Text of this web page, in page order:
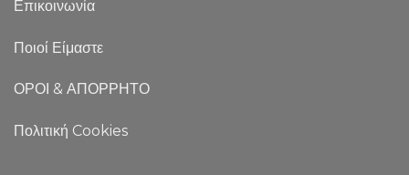
Επικοινωνία
Ποιοί Είμαστε
ΟΡΟΙ & ΑΠΟΡΡΗΤΟ
Πολιτική Cookies